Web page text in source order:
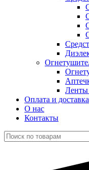
Ленты
Оплата и доставка
О нас
Контакты